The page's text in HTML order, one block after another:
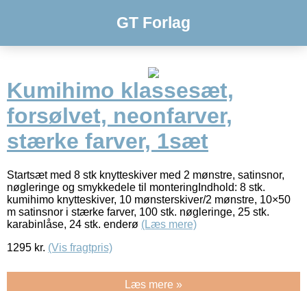
GT Forlag
Kumihimo klassesæt,
forsølvet, neonfarver,
stærke farver, 1sæt
Startsæt med 8 stk knytteskiver med 2 mønstre, satinsnor,
nøgleringe og smykkedele til monteringIndhold: 8 stk.
kumihimo knytteskiver, 10 mønsterskiver/2 mønstre, 10×50
m satinsnor i stærke farver, 100 stk. nøgleringe, 25 stk.
karabinlåse, 24 stk. enderø (Læs mere)
1295 kr. (Vis fragtpris)
Læs mere »